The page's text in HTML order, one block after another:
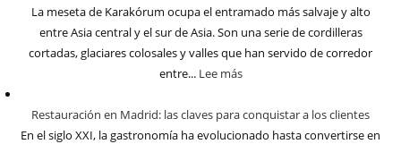
La meseta de Karakórum ocupa el entramado más salvaje y alto
entre Asia central y el sur de Asia. Son una serie de cordilleras
cortadas, glaciares colosales y valles que han servido de corredor
entre... Lee más
Restauración en Madrid: las claves para conquistar a los clientes
En el siglo XXI, la gastronomía ha evolucionado hasta convertirse en